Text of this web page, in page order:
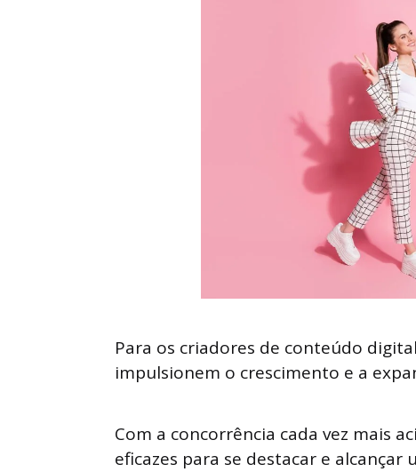
Para os criadores de conteúdo
impulsionem o crescimento e a
Com a concorrência cada vez mais
eficazes para se destacar e alcançar